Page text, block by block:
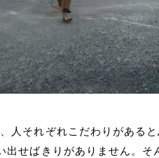
人それぞれこだわりがある
せばきりがありません。そ